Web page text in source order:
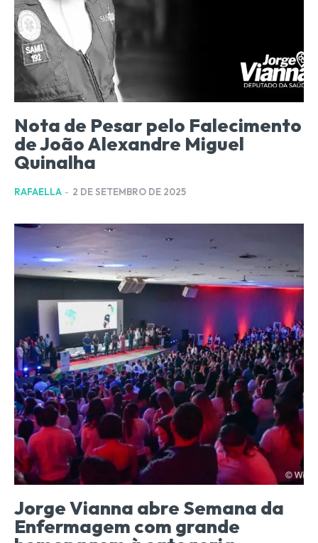
Nota de Pesar pelo Falecimento
de João Alexandre Miguel
Quinalha
RAFAELLA - 2 DE SETEMBRO DE 2025
Jorge Vianna abre Semana da
Enfermagem com grande